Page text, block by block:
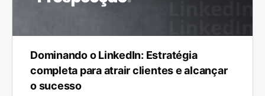
Dominando o LinkedIn: Estratégia
completa para atrair clientes e alcançar
o sucesso